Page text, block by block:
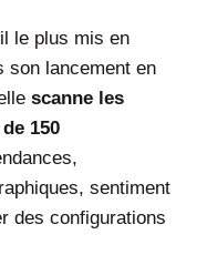
le plus mis en
son lancement en
scanne les
150
sentiment
des configurations